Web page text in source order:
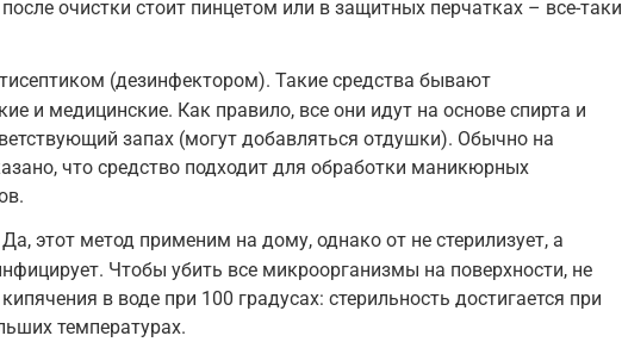
очистки стоит пинцетом или в защитных перчатках – все-таки
(дезинфектором). Такие средства бывают
и медицинские. Как правило, все они идут на основе спирта и
запах (могут добавляться отдушки). Обычно на
что средство подходит для обработки маникюрных
этот метод применим на дому, однако от не стерилизует, а
Чтобы убить все микроорганизмы на поверхности, не
в воде при 100 градусах: стерильность достигается при
температурах.